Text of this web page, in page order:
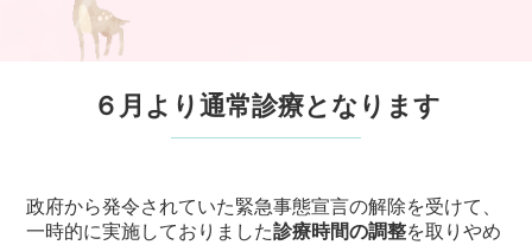
６月より通常診療となります
政府から発令されていた緊急事態宣言の解除を受けて、
一時的に実施しておりました診療時間の調整を取りやめ